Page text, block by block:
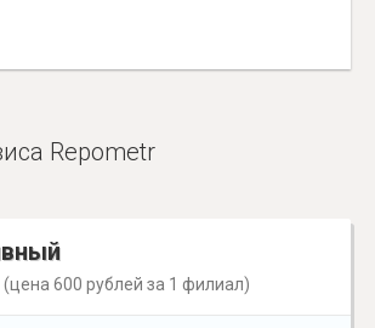
Repometr
600 рублей за 1 филиал)